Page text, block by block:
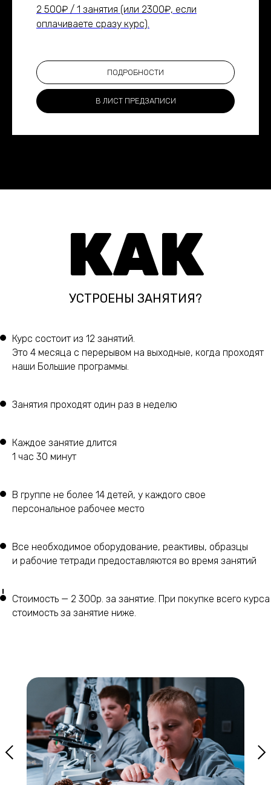
2 500₽ / 1 занятия (или 2300₽, если
оплачиваете сразу курс).
ПОДРОБНОСТИ
В ЛИСТ ПРЕДЗАПИСИ
КАК
УСТРОЕНЫ ЗАНЯТИЯ?
Курс состоит из 12 занятий.
Это 4 месяца с перерывом на выходные, когда проходят
наши Большие программы.
Занятия проходят один раз в неделю
Каждое занятие длится
1 час 30 минут
В группе не более 14 детей, у каждого свое
персональное рабочее место
Все необходимое оборудование, реактивы, образцы
и рабочие тетради предоставляются во время занятий
Стоимость — 2 300р. за занятие. При покупке всего курса
стоимость за занятие ниже.